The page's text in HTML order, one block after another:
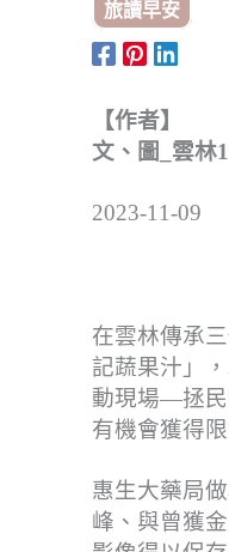
旅讀早安
【作者】
文、圖_雲林
2023-11-09
在雲林傳承
記蔬果汁」
動現場—拯民
有機會獲得
惠生大藥局
峰、與曾獲